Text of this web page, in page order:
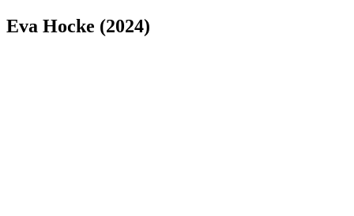
Eva Hocke (2024)